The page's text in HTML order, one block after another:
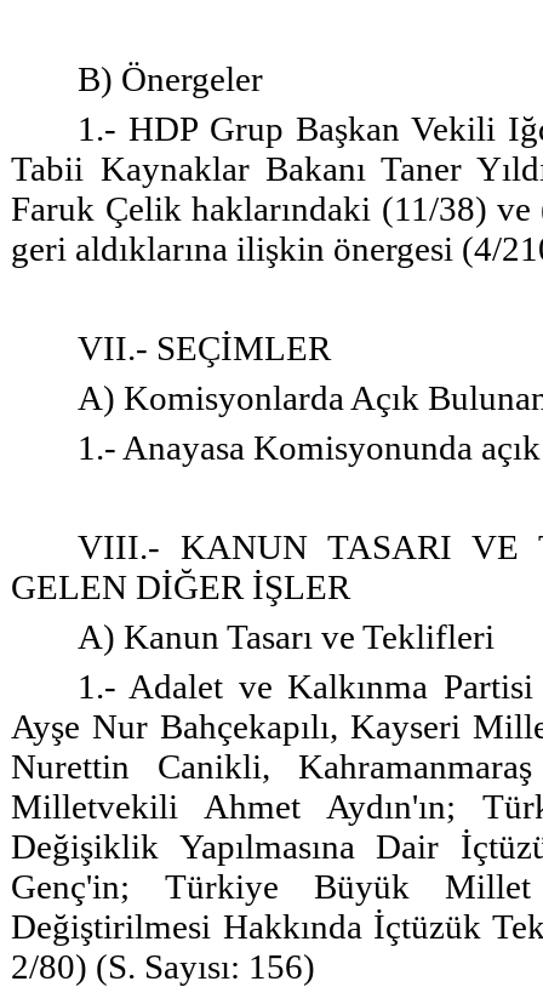
B) Önergeler
1.- HDP Grup Başkan Vekili
Tabii Kaynaklar Bakanı Taner
Faruk Çelik haklarındaki (11/38) ve
geri aldıklarına ilişkin önergesi (4/
VII.- SEÇİMLER
A) Komisyonlarda Açık
1.- Anayasa Komisyonunda
VIII.- KANUN TASARI VE
GELEN DİĞER İŞLER
A) Kanun Tasarı ve Teklifleri
1.- Adalet ve Kalkınma
Ayşe Nur Bahçekapılı, Kayseri
Nurettin Canikli,
Milletvekili Ahmet Aydın'ın;
Değişiklik Yapılmasına Dair
Genç'in; Türkiye Büyük
Değiştirilmesi Hakkında İçtüzük
2/80) (S. Sayısı: 156)